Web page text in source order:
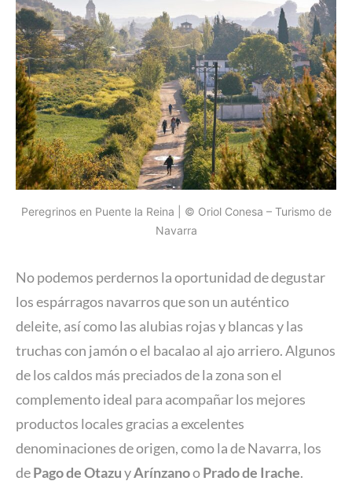
Peregrinos en Puente la Reina | © Oriol Conesa – Turismo de
Navarra
No podemos perdernos la oportunidad de degustar
los espárragos navarros que son un auténtico
deleite, así como las alubias rojas y blancas y las
truchas con jamón o el bacalao al ajo arriero. Algunos
de los caldos más preciados de la zona son el
complemento ideal para acompañar los mejores
productos locales gracias a excelentes
denominaciones de origen, como la de Navarra, los
dePago de OtazuyArínzanooPrado de Irache.